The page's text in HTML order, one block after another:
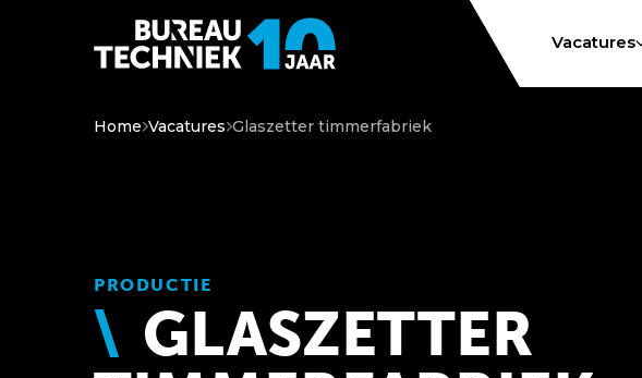
Vacatures
Home Vacatures Glaszetter timmerfabriek
PRODUCTIE
GLASZETTER